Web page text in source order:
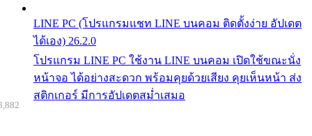
LINE PC (โปรแกรมแชท LINE บนคอม ติดตั้งง่าย อัปเดต
ได้เอง) 26.2.0
โปรแกรม LINE PC ใช้งาน LINE บนคอม เปิดใช้ขณะนั่ง
หน้าจอ ได้อย่างสะดวก พร้อมคุยด้วยเสียง คุยเห็นหน้า ส่ง
สติกเกอร์ มีการอัปเดตสม่ำเสมอ